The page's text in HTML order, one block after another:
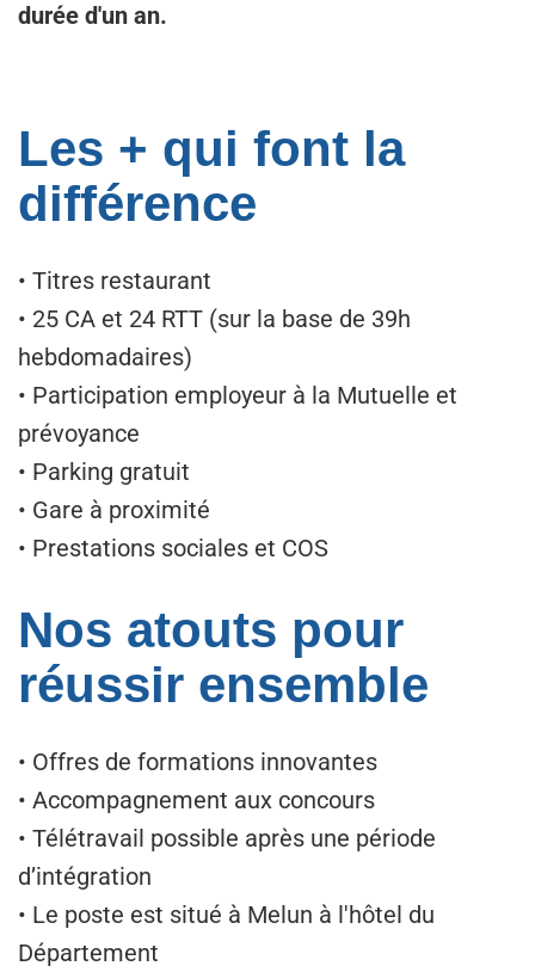
durée d'un an.
Les + qui font la
différence
• Titres restaurant
• 25 CA et 24 RTT (sur la base de 39h
hebdomadaires)
• Participation employeur à la Mutuelle et
prévoyance
• Parking gratuit
• Gare à proximité
• Prestations sociales et COS
Nos atouts pour
réussir ensemble
• Offres de formations innovantes
• Accompagnement aux concours
• Télétravail possible après une période
d’intégration
• Le poste est situé à Melun à l'hôtel du
Département